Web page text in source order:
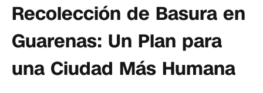
Recolección de Basura en
Guarenas: Un Plan para
una Ciudad Más Humana